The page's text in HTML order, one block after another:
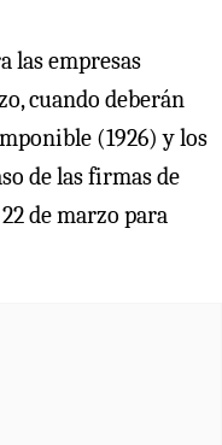
las empresas
cuando deberán
(1926) y los
de las firmas de
de marzo para